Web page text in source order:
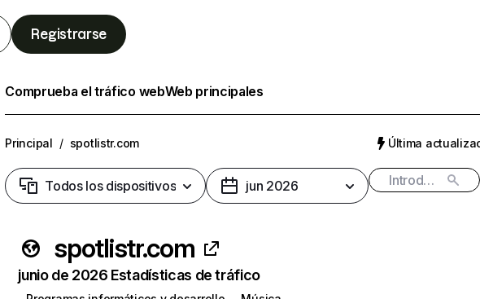
Registrarse
Comprueba el tráfico webWeb principales
Principal / spotlistr.com Última
Todos los dispositivos jun 2026
spotlistr.com
junio de 2026 Estadísticas de tráfico